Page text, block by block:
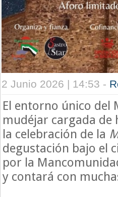
2 Junio 2026 | 14:53 -
El entorno único del
mudéjar cargada de
la celebración de la
degustación bajo el
por la
y contará con